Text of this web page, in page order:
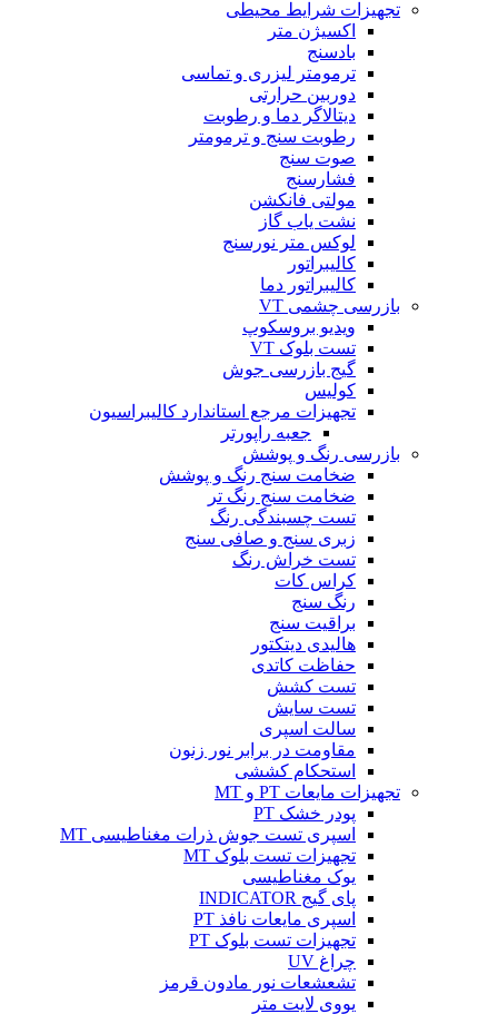
تجهیزات شرایط محیطی
اکسیژن متر
بادسنج
ترمومتر لیزری و تماسی
دوربین حرارتی
دیتالاگر دما و رطوبت
رطوبت سنج و ترمومتر
صوت سنج
فشارسنج
مولتی فانکشن
نشت یاب گاز
لوکس متر نورسنج
کالیبراتور
کالیبراتور دما
بازرسی چشمی VT
ویدیو بروسکوپ
تست بلوک VT
گیج بازرسی جوش
کولیس
تجهیزات مرجع استاندارد کالیبراسیون
جعبه راپورتر
بازرسی رنگ و پوشش
ضخامت سنج رنگ و پوشش
ضخامت سنج رنگ تر
تست چسبندگی رنگ
زبری سنج و صافی سنج
تست خراش رنگ
کراس کات
رنگ سنج
براقیت سنج
هالیدی دیتکتور
حفاظت کاتدی
تست کشش
تست سایش
سالت اسپری
مقاومت در برابر نور زنون
استحکام کششی
تجهیزات مایعات PT و MT
پودر خشک PT
اسپری تست جوش ذرات مغناطیسی MT
تجهیزات تست بلوک MT
یوک مغناطیسی
پای گیج INDICATOR
اسپری مایعات نافذ PT
تجهیزات تست بلوک PT
چراغ UV
تشعشعات نور مادون قرمز
یووی لایت متر